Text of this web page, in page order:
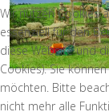
Wir nutzen Cookies
essenziell für den
diese Website und
Cookies). Sie
möchten. Bitte
nicht mehr alle